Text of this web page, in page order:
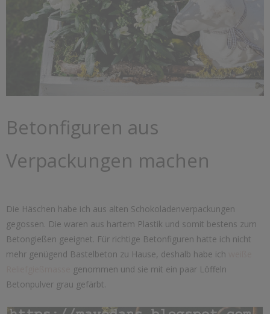
Betonfiguren aus
Verpackungen machen
Die Häschen habe ich aus alten Schokoladenverpackungen
gegossen. Die waren aus hartem Plastik und somit bestens zum
Betongießen geeignet. Für richtige Betonfiguren hatte ich nicht
mehr genügend Bastelbeton zu Hause, deshalb habe ich
genommen und sie mit ein paar Löffeln
Betonpulver grau gefärbt.